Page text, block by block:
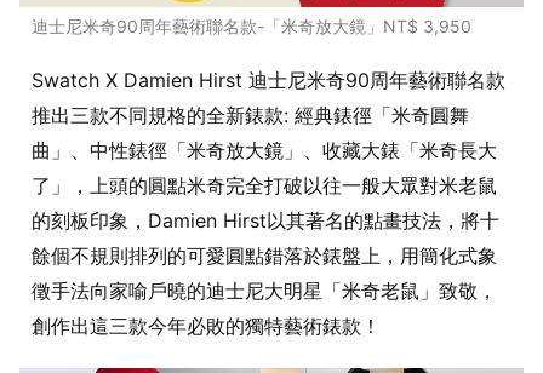
迪士尼米奇90周年藝術聯名款-「米奇放大鏡」NT$ 3,950
Swatch X Damien Hirst 迪士尼米奇90周年藝術聯名款
推出三款不同規格的全新錶款: 經典錶徑「米奇圓舞
曲」、中性錶徑「米奇放大鏡」、收藏大錶「米奇長大
了」，上頭的圓點米奇完全打破以往一般大眾對米老鼠
的刻板印象，Damien Hirst以其著名的點畫技法，將十
餘個不規則排列的可愛圓點錯落於錶盤上，用簡化式象
徵手法向家喻戶曉的迪士尼大明星「米奇老鼠」致敬，
創作出這三款今年必敗的獨特藝術錶款！